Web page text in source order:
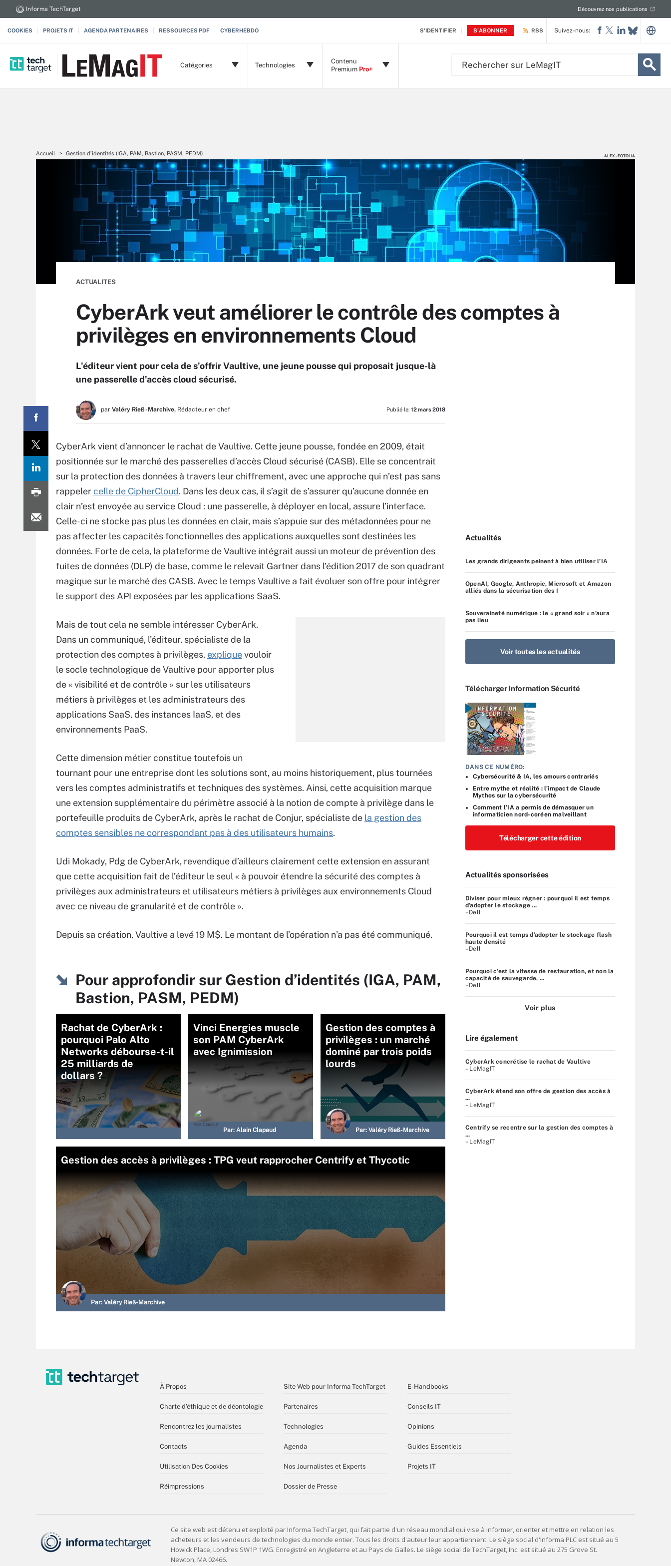
S'IDENTIFIER S'ABONNER
Informa TechTarget Découvrez nos publications
COOKIES PROJETS IT AGENDA PARTENAIRES RESSOURCES PDF CYBERHEBDO RSS
Catégories Technologies
Contenu
Premium Pro+
Suivez-nous:
Accueil Gestion d’identités (IGA, PAM, Bastion, PASM, PEDM) ALEX - FOTOLIA
ALEX - FOTOLIA
ACTUALITES
CyberArk veut améliorer le contrôle des comptes à
privilèges en environnements Cloud
L'éditeur vient pour cela de s'offrir Vaultive, une jeune pousse qui proposait jusque-là
une passerelle d'accès cloud sécurisé.
par Valéry Rieß-Marchive, Rédacteur en chef Publié le: 12 mars 2018
CyberArk vient d’annoncer le rachat de Vaultive. Cette jeune pousse, fondée en 2009, était
positionnée sur le marché des passerelles d’accès Cloud sécurisé (CASB). Elle se concentrait
sur la protection des données à travers leur chiffrement, avec une approche qui n’est pas sans
rappelercelle de CipherCloud. Dans les deux cas, il s’agit de s’assurer qu’aucune donnée en
clair n’est envoyée au service Cloud : une passerelle, à déployer en local, assure l’interface.
Celle-ci ne stocke pas plus les données en clair, mais s’appuie sur des métadonnées pour ne
pas affecter les capacités fonctionnelles des applications auxquelles sont destinées les
données. Forte de cela, la plateforme de Vaultive intégrait aussi un moteur de prévention des
fuites de données (DLP) de base, comme le relevait Gartner dans l’édition 2017 de son quadrant
magique sur le marché des CASB. Avec le temps Vaultive a fait évoluer son offre pour intégrer
le support des API exposées par les applications SaaS.
Mais de tout cela ne semble intéresser CyberArk.
Dans un communiqué, l’éditeur, spécialiste de la
protection des comptes à privilèges, expliquevouloir
le socle technologique de Vaultive pour apporter plus
de « visibilité et de contrôle » sur les utilisateurs
métiers à privilèges et les administrateurs des
applications SaaS, des instances IaaS, et des
environnements PaaS.
Cette dimension métier constitue toutefois un
tournant pour une entreprise dont les solutions sont, au moins historiquement, plus tournées
vers les comptes administratifs et techniques des systèmes. Ainsi, cette acquisition marque
une extension supplémentaire du périmètre associé à la notion de compte à privilège dans le
portefeuille produits de CyberArk, après le rachat de Conjur, spécialiste de la gestion des
comptes sensibles ne correspondant pas à des utilisateurs humains.
Udi Mokady, Pdg de CyberArk, revendique d’ailleurs clairement cette extension en assurant
que cette acquisition fait de l’éditeur le seul « à pouvoir étendre la sécurité des comptes à
privilèges aux administrateurs et utilisateurs métiers à privilèges aux environnements Cloud
avec ce niveau de granularité et de contrôle ».
Depuis sa création, Vaultive a levé 19 M$. Le montant de l’opération n’a pas été communiqué.
Pour approfondir sur Gestion d’identités (IGA, PAM,
Bastion, PASM, PEDM)
Rachat de CyberArk :
pourquoi Palo Alto
Networks débourse-t-il
25 milliards de
dollars ?
Vinci Energies muscle
son PAM CyberArk
avec Ignimission
Par: Alain Clapaud
Gestion des comptes à
privilèges : un marché
dominé par trois poids
lourds
Par: Valéry Rieß-Marchive
Gestion des accès à privilèges : TPG veut rapprocher Centrify et Thycotic
Par: Valéry Rieß-Marchive
Actualités
Les grands dirigeants peinent à bien utiliser l’IA
OpenAI, Google, Anthropic, Microsoft et Amazon
alliés dans la sécurisation des I
Souveraineté numérique : le « grand soir » n’aura
pas lieu
Voir toutes les actualités
Télécharger Information Sécurité
DANS CE NUMÉRO:
Cybersécurité & IA, les amours contrariés
Entre mythe et réalité : l’impact de Claude
Mythos sur la cybersécurité
Comment l’IA a permis de démasquer un
informaticien nord-coréen malveillant
Télécharger cette édition
Actualités sponsorisées
Diviser pour mieux régner : pourquoi il est temps
d’adopter le stockage ...
–Dell
Pourquoi il est temps d’adopter le stockage flash
haute densité
–Dell
Pourquoi c’est la vitesse de restauration, et non la
capacité de sauvegarde, ...
–Dell
Voir plus
Lire également
CyberArk concrétise le rachat de Vaultive
– LeMagIT
CyberArk étend son offre de gestion des accès à
...
– LeMagIT
Centrify se recentre sur la gestion des comptes à
...
– LeMagIT
À Propos
Charte d’éthique et de déontologie
Rencontrez les journalistes
Contacts
Utilisation Des Cookies
Réimpressions
Site Web pour Informa TechTarget
Partenaires
Technologies
Agenda
Nos Journalistes et Experts
Dossier de Presse
E-Handbooks
Conseils IT
Opinions
Guides Essentiels
Projets IT